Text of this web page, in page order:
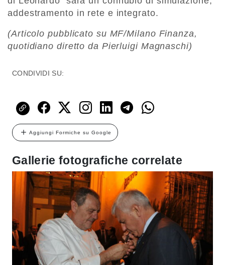
addestramento in rete e integrato.
(Articolo pubblicato su MF/Milano Finanza,
quotidiano diretto da Pierluigi Magnaschi)
CONDIVIDI SU:
Aggiungi Formiche su Google
Gallerie fotografiche correlate